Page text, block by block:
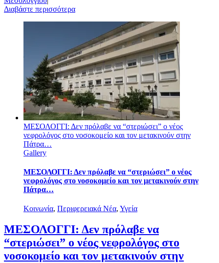
Διαβάστε περισσότερα
ΜΕΣΟΛΟΓΓΙ: Δεν πρόλαβε να “στεριώσει” ο νέος
νεφρολόγος στο νοσοκομείο και τον μετακινούν στην
Πάτρα…
Gallery
ΜΕΣΟΛΟΓΓΙ: Δεν πρόλαβε να “στεριώσει” ο νέος
νεφρολόγος στο νοσοκομείο και τον μετακινούν στην
Πάτρα…
Κοινωνία, Περιφερειακά Νέα, Υγεία
ΜΕΣΟΛΟΓΓΙ: Δεν πρόλαβε να
“στεριώσει” ο νέος νεφρολόγος στο
νοσοκομείο και τον μετακινούν στην